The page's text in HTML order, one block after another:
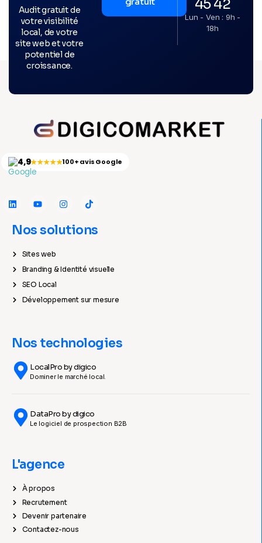
Audit gratuit de
votre visibilité
local, de votre
site web et votre
potentiel de
croissance.
45 42
Lun - Ven : 9h -
18h
4,9★★★★★100+ avis Google
Nos solutions
Sites web
Branding & Identité visuelle
SEO Local
Développement sur mesure
Nos technologies
LocalPro by digico
Dominer le marché local.
DataPro by digico
Le logiciel de prospection B2B
L'agence
À propos
Recrutement
Devenir partenaire
Contactez-nous